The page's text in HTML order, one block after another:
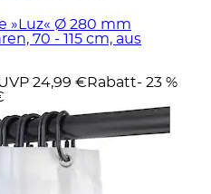
»Luz« Ø 280 mm
70 - 115 cm, aus
24,99 € Rabatt- 23 %